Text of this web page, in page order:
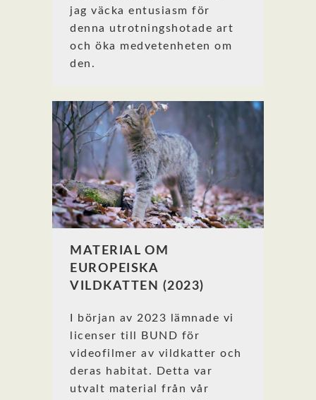
jag väcka entusiasm för
denna utrotningshotade art
och öka medvetenheten om
den.
MATERIAL OM
EUROPEISKA
VILDKATTEN (2023)
I början av 2023 lämnade vi
licenser till BUND för
videofilmer av vildkatter och
deras habitat. Detta var
utvalt material från vår